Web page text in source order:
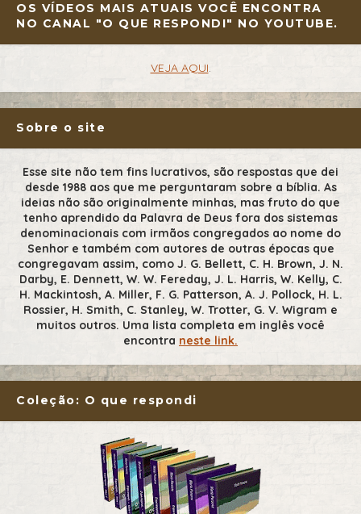
OS VÍDEOS MAIS ATUAIS VOCÊ ENCONTRA
NO CANAL "O QUE RESPONDI" NO YOUTUBE.
VEJA AQUI.
Sobre o site
Esse site não tem fins lucrativos, são respostas que dei
desde 1988 aos que me perguntaram sobre a bíblia. As
ideias não são originalmente minhas, mas fruto do que
tenho aprendido da Palavra de Deus fora dos sistemas
denominacionais com irmãos congregados ao nome do
Senhor e também com autores de outras épocas que
congregavam assim, como J. G. Bellett, C. H. Brown, J. N.
Darby, E. Dennett, W. W. Fereday, J. L. Harris, W. Kelly, C.
H. Mackintosh, A. Miller, F. G. Patterson, A. J. Pollock, H. L.
Rossier, H. Smith, C. Stanley, W. Trotter, G. V. Wigram e
muitos outros. Uma lista completa em inglês você
encontra neste link.
Coleção: O que respondi